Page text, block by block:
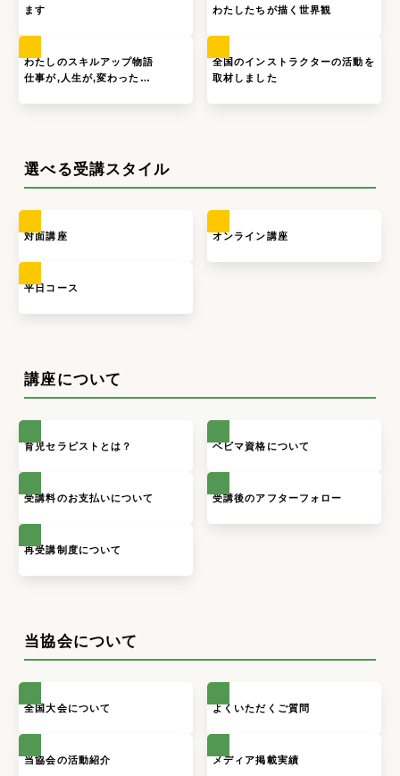
ます
わたしたちが描く世界観
わたしのスキルアップ物語
仕事が,人生が,変わった…
全国のインストラクターの活動を
取材しました
選べる受講スタイル
対面講座 オンライン講座
平日コース
講座について
育児セラピストとは？ ベビマ資格について
受講料のお支払いについて 受講後のアフターフォロー
再受講制度について
当協会について
全国大会について よくいただくご質問
当協会の活動紹介 メディア掲載実績